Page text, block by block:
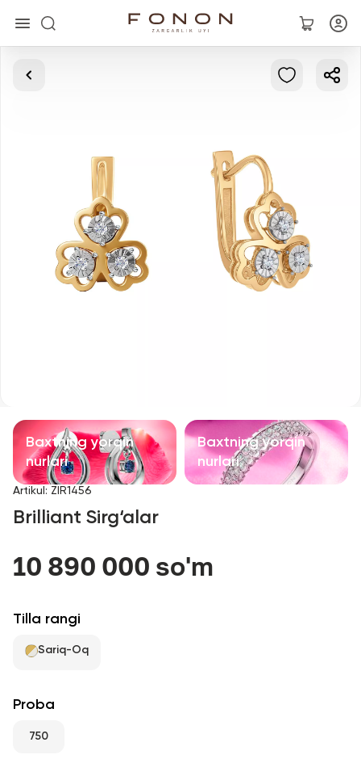
Asosiy
Bilaguzuklar
Kulonlar
Aksessuarlar
Sevimli
RU
Baxtning yorqin
nurlari
Baxtning yorqin
nurlari
Artikul : ZIR1456
Brilliant Sirg‘alar
10 890 000 so'm
Tilla rangi
Sariq-Oq
Proba
750